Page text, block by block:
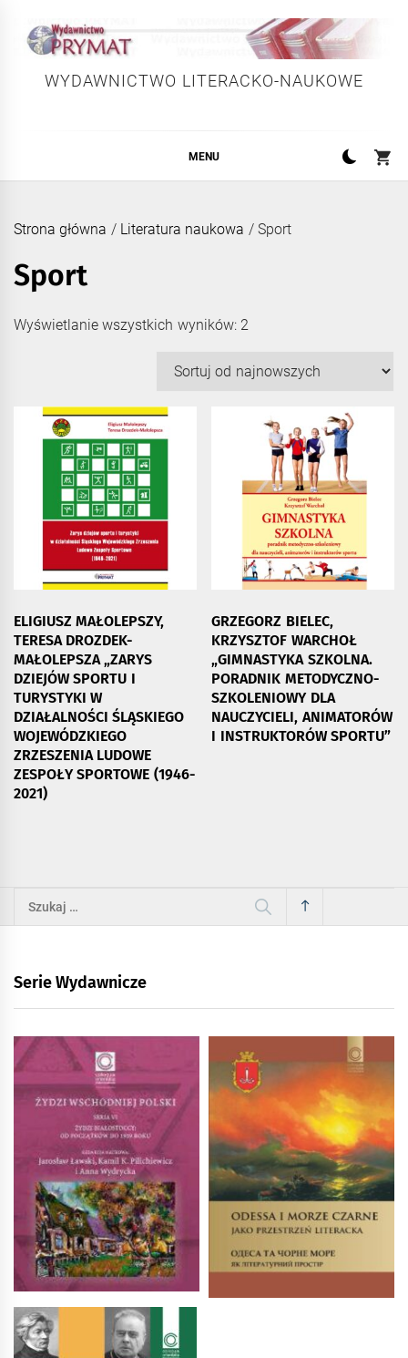
content
WYDAWNICTWO LITERACKO-NAUKOWE
MENU
Strona główna / Literatura naukowa / Sport
Sport
Wyświetlanie wszystkich wyników: 2Posortowane
najnowszych
ELIGIUSZ MAŁOLEPSZY,
TERESA DROZDEK-
MAŁOLEPSZA „ZARYS
DZIEJÓW SPORTU I
TURYSTYKI W
DZIAŁALNOŚCI ŚLĄSKIEGO
WOJEWÓDZKIEGO
ZRZESZENIA LUDOWE
ZESPOŁY SPORTOWE (1946-
2021)
GRZEGORZ BIELEC,
KRZYSZTOF WARCHOŁ
„GIMNASTYKA SZKOLNA.
PORADNIK METODYCZNO-
SZKOLENIOWY DLA
NAUCZYCIELI, ANIMATORÓW
I INSTRUKTORÓW SPORTU”
Szukaj:
Serie Wydawnicze